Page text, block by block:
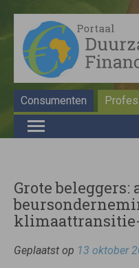
Consumenten
Grote beleggers:
Geplaatst op 13 oktober